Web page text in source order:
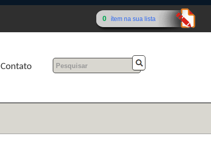
0 ítem na sua lista
Contato